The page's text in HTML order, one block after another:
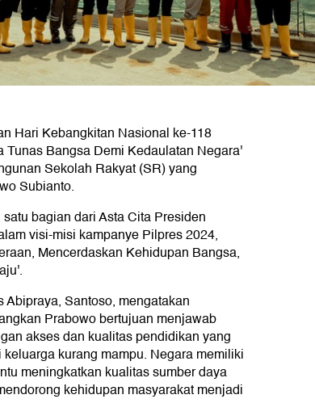
Hari Kebangkitan Nasional ke-118
Tunas Bangsa Demi Kedaulatan Negara'
Sekolah Rakyat (SR) yang
Subianto.
bagian dari Asta Cita Presiden
visi-misi kampanye Pilpres 2024,
Mencerdaskan Kehidupan Bangsa,
Santoso, mengatakan
Prabowo bertujuan menjawab
akses dan kualitas pendidikan yang
kurang mampu. Negara memiliki
meningkatkan kualitas sumber daya
kehidupan masyarakat menjadi